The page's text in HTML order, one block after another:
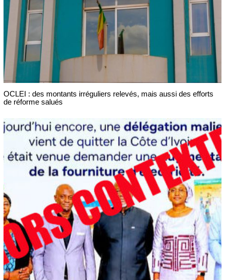
OCLEI : des montants irréguliers relevés, mais aussi des efforts
de réforme salués